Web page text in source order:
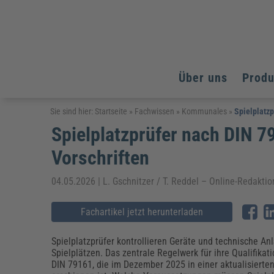
Über uns
Arbeitsschutz
Fachpublikationen & Arbeitshilfen
Arbeitssicherheit & Gesundheitsschutz
Brandschutz
Weiterbildungen (AKADEMIE HERKERT)
Assistenz & Office-Management
Baurecht & Architektenrecht
Energieoptimiertes & klimaneutrales Bauen
Nachhaltiges Planen
Kinderschutz, Jugendhilfe & Inklusion
Datenschutz & IT-Recht
Elektrosicherheit
Fachpublikationen & Arbeitshilfen
Weiterbildungen (AKADEMIE HERKERT)
Arbeitsschutz
Bildung und Erziehung
Energie und Umwelt
Kommunales
Reisekosten und Finanzen
Arbeitsschutz
Bildung und Erziehung
Energie und Umwelt
Kommunales
Reisekosten und Finanzen
Sie sind hier: Startseite » Fachwissen » Kommunales »
Spielplatzprüfer nach DIN
Vorschriften
04.05.2026 | L. Gschnitzer / T. Reddel – Online-
Fachartikel jetzt herunterladen
Spielplatzprüfer kontrollieren Geräte und technische
Spielplätzen. Das zentrale Regelwerk für ihre
DIN 79161, die im Dezember 2025 in einer